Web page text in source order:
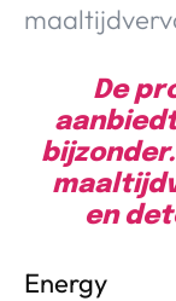
De
en
Energy